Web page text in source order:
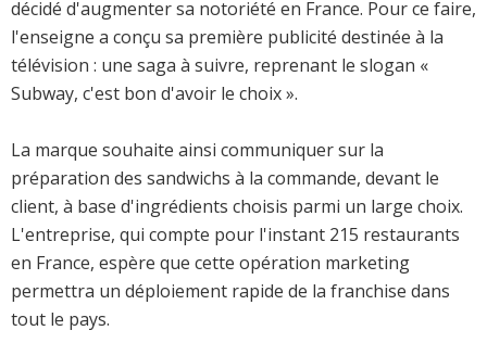
décidé d'augmenter sa notoriété en France. Pour ce faire,
l'enseigne a conçu sa première publicité destinée à la
télévision : une saga à suivre, reprenant le slogan «
Subway, c'est bon d'avoir le choix ».
La marque souhaite ainsi communiquer sur la
préparation des sandwichs à la commande, devant le
client, à base d'ingrédients choisis parmi un large choix.
L'entreprise, qui compte pour l'instant 215 restaurants
en France, espère que cette opération marketing
permettra un déploiement rapide de la franchise dans
tout le pays.